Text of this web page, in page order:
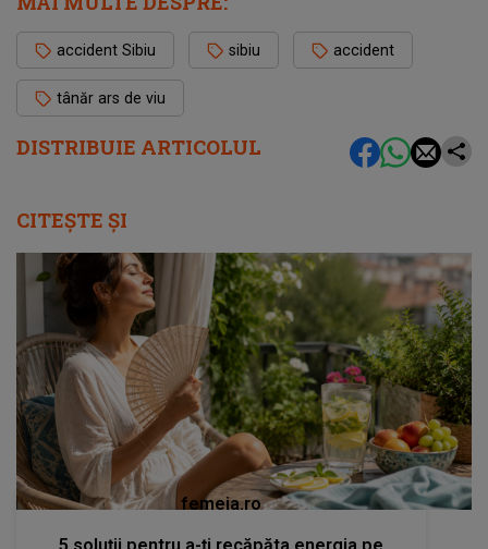
DISTRIBUIE ARTICOLUL
accident Sibiu sibiu accident
tânăr ars de viu
CITEȘTE ȘI
femeia.ro